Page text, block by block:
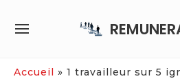
SITE
Accueil » 1 travailleur sur 5